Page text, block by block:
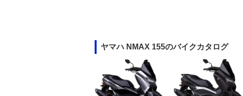
ヤマハ NMAX 155のバイクカタログ